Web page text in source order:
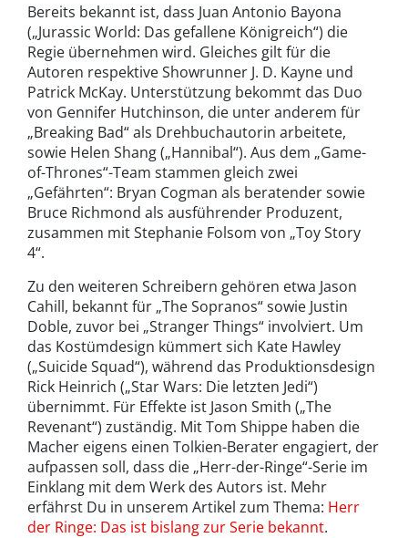
Bereits bekannt ist, dass Juan Antonio Bayona
(„Jurassic World: Das gefallene Königreich“) die
Regie übernehmen wird. Gleiches gilt für die
Autoren respektive Showrunner J. D. Kayne und
Patrick McKay. Unterstützung bekommt das Duo
von Gennifer Hutchinson, die unter anderem für
„Breaking Bad“ als Drehbuchautorin arbeitete,
sowie Helen Shang („Hannibal“). Aus dem „Game-
of-Thrones“-Team stammen gleich zwei
„Gefährten“: Bryan Cogman als beratender sowie
Bruce Richmond als ausführender Produzent,
zusammen mit Stephanie Folsom von „Toy Story
4“.
Zu den weiteren Schreibern gehören etwa Jason
Cahill, bekannt für „The Sopranos“ sowie Justin
Doble, zuvor bei „Stranger Things“ involviert. Um
das Kostümdesign kümmert sich Kate Hawley
(„Suicide Squad“), während das Produktionsdesign
Rick Heinrich („Star Wars: Die letzten Jedi“)
übernimmt. Für Effekte ist Jason Smith („The
Revenant“) zuständig. Mit Tom Shippe haben die
Macher eigens einen Tolkien-Berater engagiert, der
aufpassen soll, dass die „Herr-der-Ringe“-Serie im
Einklang mit dem Werk des Autors ist. Mehr
erfährst Du in unserem Artikel zum Thema: Herr
der Ringe: Das ist bislang zur Serie bekannt.